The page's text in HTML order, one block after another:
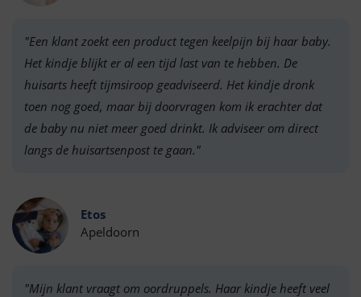
"Een klant zoekt een product tegen keelpijn bij haar baby.
Het kindje blijkt er al een tijd last van te hebben. De
huisarts heeft tijmsiroop geadviseerd. Het kindje dronk
toen nog goed, maar bij doorvragen kom ik erachter dat
de baby nu niet meer goed drinkt. Ik adviseer om direct
langs de huisartsenpost te gaan."
Etos
Apeldoorn
"Mijn klant vraagt om oordruppels. Haar kindje heeft veel